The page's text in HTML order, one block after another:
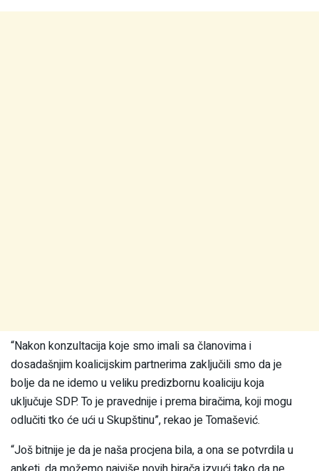
“Nakon konzultacija koje smo imali sa članovima i
dosadašnjim koalicijskim partnerima zaključili smo da je
bolje da ne idemo u veliku predizbornu koaliciju koja
uključuje SDP. To je pravednije i prema biračima, koji mogu
odlučiti tko će ući u Skupštinu”, rekao je Tomašević.
“Još bitnije je da je naša procjena bila, a ona se potvrdila u